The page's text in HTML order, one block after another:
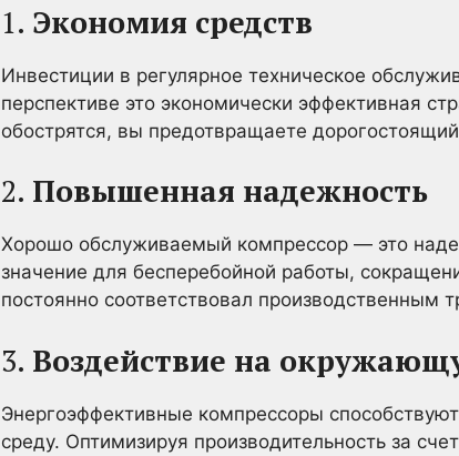
1. Экономия средств
Инвестиции в регулярное техническое
перспективе это экономически эффективная
обострятся, вы предотвращаете
2. Повышенная надежность
Хорошо обслуживаемый компрессор — это
значение для бесперебойной работы,
постоянно соответствовал производственным
3. Воздействие на
Энергоэффективные компрессоры
среду. Оптимизируя производительность за